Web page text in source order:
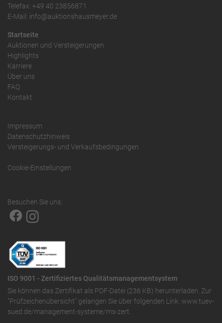
Telefax: +49 40 23856871
E-Mail: info@auktionshausmeyer.de
Startseite
Auktionen und Versteigerungen
Highlights
Karriere
Über uns
FAQ
Kontakt
Impressum
Datenschutzhinweis
Versteigerungs- und Verkaufsbedingungen
Cookie-Einstellungen
Besuchen Sie uns:
ISO 9001 - Zertifiziertes Qualitätsmanagementsystem
Sie können das Zertifikat als PDF-Datei (236 KB) herunterladen. Zur
"Prüfzeichenübersicht" gelangen Sie über folgenden Link: www.tuev-
sued.de/management-systeme/ms-zert